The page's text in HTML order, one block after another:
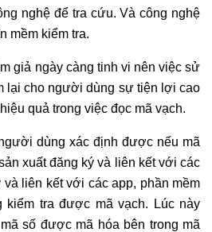
nghệ để tra cứu. Và công nghệ
mềm kiểm tra.
giả ngày càng tinh vi nên việc sử
lại cho người dùng sự tiện lợi cao
quả trong việc đọc mã vạch.
dùng xác định được nếu mã
xuất đăng ký và liên kết với các
liên kết với các app, phần mềm
kiểm tra được mã vạch. Lúc này
số được mã hóa bên trong mã